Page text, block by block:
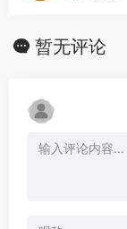
暂无评论